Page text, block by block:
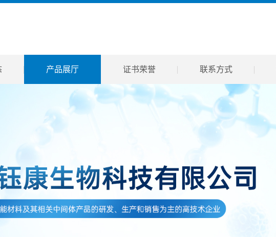
产品展厅 证书荣誉 联系方式